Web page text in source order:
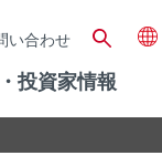
い合わせ
投資家情報